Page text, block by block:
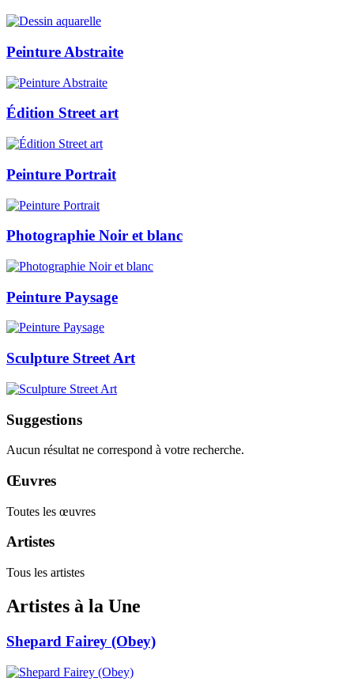
Peinture Abstraite
Édition Street art
Peinture Portrait
Photographie Noir et blanc
Peinture Paysage
Sculpture Street Art
Suggestions
Aucun résultat ne correspond à votre recherche.
Œuvres
Toutes les œuvres
Artistes
Tous les artistes
Artistes à la Une
Shepard Fairey (Obey)